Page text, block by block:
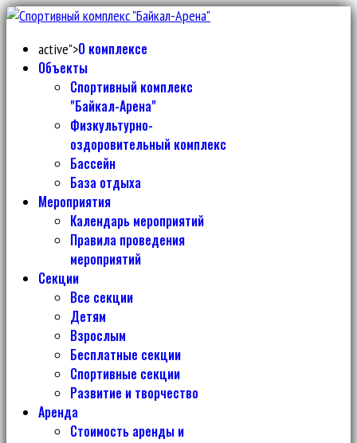
active">О комплексе
Объекты
Спортивный комплекс
"Байкал-Арена"
Физкультурно-
оздоровительный комплекс
Бассейн
База отдыха
Мероприятия
Календарь мероприятий
Правила проведения
мероприятий
Секции
Все секции
Детям
Взрослым
Бесплатные секции
Спортивные секции
Развитие и творчество
Аренда
Стоимость аренды и